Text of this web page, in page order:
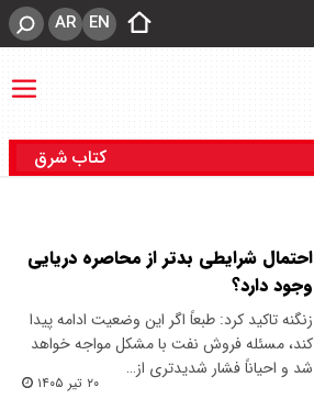
EN
AR
کتاب شرق
احتمال شرایطی بدتر از محاصره دریایی
وجود دارد؟
زنگنه تاکید کرد: طبعاً اگر این وضعیت ادامه پیدا
کند، مسئله فروش نفت با مشکل مواجه خواهد
شد و احیاناً فشار شدیدتری از…
۲۰ تیر ۱۴۰۵